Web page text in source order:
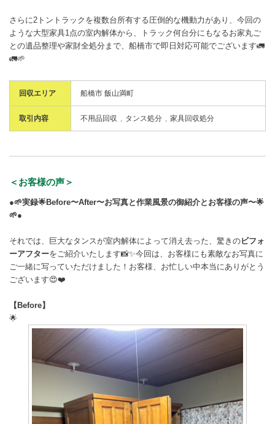
さらに2トントラックを複数台所有する圧倒的な機動力があり、今回の
ような大型家具1点の室内解体から、トラック何台分にもなるお家丸ご
との遺品整理や家財全処分まで、船橋市で即日対応可能でございます🚛
🚛🌱
回収エリア 船橋市 飯山満町
取引内容 不用品回収 タンス処分 家具回収処分
＜お客様の声＞
●🌱実録🌟Before〜After〜お写真と作業風景の御紹介とお客様の声〜🌟
🌱●
それでは、巨大なタンスが室内解体によって消え去った、驚きのビフォ
ーアフターをご紹介いたします📸✨今回は、お客様にも素敵なお写真に
ご一緒に写っていただけました！お客様、お忙しい中本当にありがとう
ございます😍❤️
【Before】
🌟